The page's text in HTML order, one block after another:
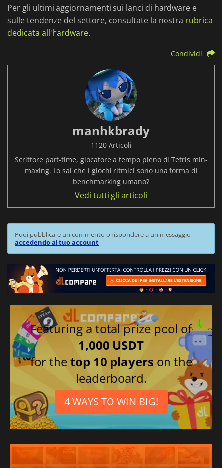
Per gli ultimi aggiornamenti sui lanci di hardware e
sulle tendenze del settore, consultate la nostra rubrica
dedicata all'hardware.
Condividi
manhkbrady
1120 Articoli
Scrittore part-time, giocatore a tempo pieno di Tetris min-
maxing. Lo sai che i giochi ritmici sono una forma di
benchmarking umano?
Vedi tutti gli articoli
Puoi pubblicare un commento o rispondere a un messaggio
accedendo al tuo account
Featuring a total prize pool of
1,000 USDT
for thetop 10 players on the
leaderboard.
4 WAYS TO WIN BIG!